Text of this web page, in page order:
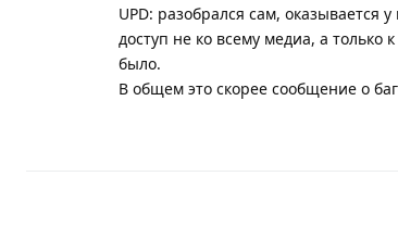
UPD: разобрался сам, оказывается
доступ не ко всему медиа, а
было.
В общем это скорее сообщение о